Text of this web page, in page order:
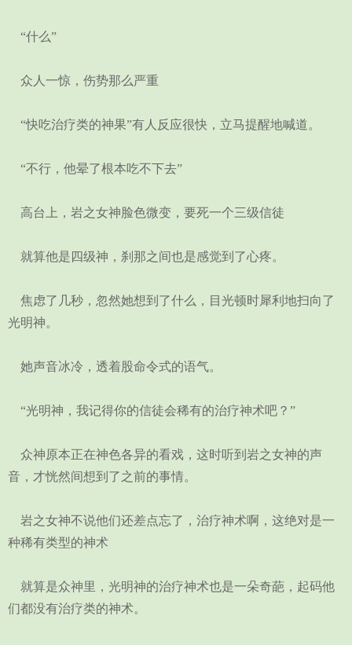
“什么”
众人一惊，伤势那么严重
“快吃治疗类的神果”有人反应很快，立马提醒地喊道。
“不行，他晕了根本吃不下去”
高台上，岩之女神脸色微变，要死一个三级信徒
就算他是四级神，刹那之间也是感觉到了心疼。
焦虑了几秒，忽然她想到了什么，目光顿时犀利地扫向了
光明神。
她声音冰冷，透着股命令式的语气。
“光明神，我记得你的信徒会稀有的治疗神术吧？”
众神原本正在神色各异的看戏，这时听到岩之女神的声
音，才恍然间想到了之前的事情。
岩之女神不说他们还差点忘了，治疗神术啊，这绝对是一
种稀有类型的神术
就算是众神里，光明神的治疗神术也是一朵奇葩，起码他
们都没有治疗类的神术。